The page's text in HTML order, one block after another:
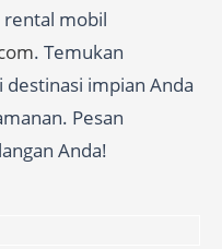
rental mobil
. Temukan
impian Anda
Pesan
Anda!